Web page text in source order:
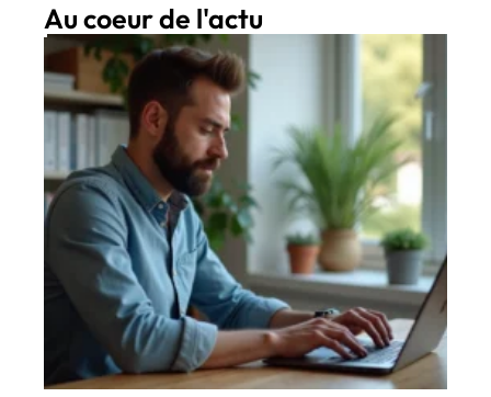
Au coeur de l'actu